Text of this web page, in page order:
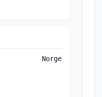
Norge